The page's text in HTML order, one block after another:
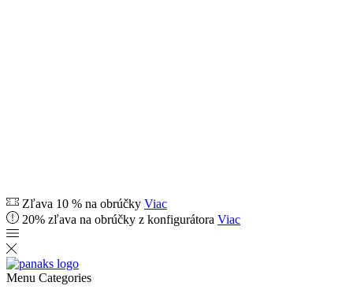
Zľava 10 % na obrúčky Viac
20% zľava na obrúčky z konfigurátora Viac
Menu Categories